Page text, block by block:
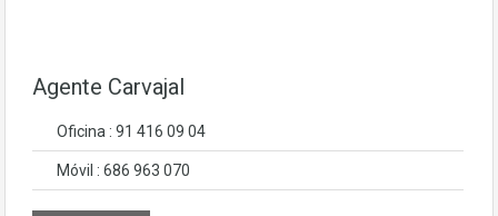
Agente Carvajal
Oficina : 91 416 09 04
Móvil : 686 963 070